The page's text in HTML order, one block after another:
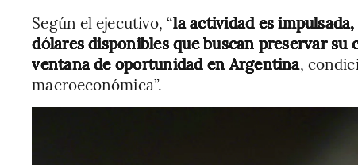
Según el ejecutivo, “la actividad es
dólares disponibles que buscan preservar su
ventana de oportunidad en Argentina,
macroeconómica”.